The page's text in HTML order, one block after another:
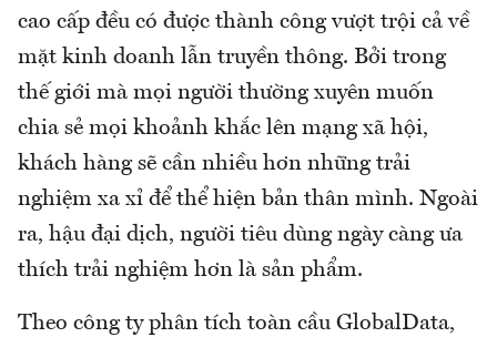
cao cấp đều có được thành công vượt trội cả về
mặt kinh doanh lẫn truyền thông. Bởi trong
thế giới mà mọi người thường xuyên muốn
chia sẻ mọi khoảnh khắc lên mạng xã hội,
khách hàng sẽ cần nhiều hơn những trải
nghiệm xa xỉ để thể hiện bản thân mình. Ngoài
ra, hậu đại dịch, người tiêu dùng ngày càng ưa
thích trải nghiệm hơn là sản phẩm.
Theo công ty phân tích toàn cầu GlobalData,